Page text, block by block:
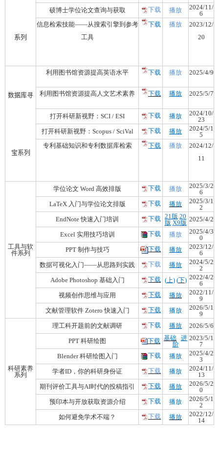
系列
硕博士学位论文查询与获取 下载 播放
2024/11/
6
信息检索技能——从搜索引擎到参考
工具
下载 播放
2023/12/
20
数据库寻
宝系列
利用图书馆资源提高英语水平 下载 播放 2025/4/9
利用图书馆资源提高人文艺术素养 下载 播放 2025/5/7
打开科研新视野：SCI / ESI 下载 播放 2024/10/
23
打开科研新视野：Scopus / SciVal
下载 播放 2024/5/1
5
专利基础知识和专利数据库检索
下载 播放
2024/12/
11
工具与软
件系列
学位论文 Word 高效排版 下载 播放
2025/3/2
6
LaTeX 入门与学位论文排版
下载 播放
2025/3/1
2
EndNote 快速入门培训
下载 21版 20
版 X9版 2025/4/2
Excel 实用技巧培训 下载 播放
2025/4/3
0
PPT 制作与技巧
下载 播放
2023/12/
6
数据可视化入门——从思路到实践
下载 播放
2024/5/2
2
Adobe Photoshop 基础入门
下载 (上) (下) 2022/4/2
6
视频创作思维与应用
下载 播放
2022/11/
9
文献管理软件 Zotero 快速入门
下载 播放
2026/5/1
9
科研素养
系列
理工科开题前的文献调研 下载 播放 2026/5/6
PPT 科研绘图 下载 基础
进
阶
2023/5/1
7
Blender 科研绘图入门
下载 播放
2025/4/2
3
学者ID，你的科研身份证
下载 播放
2024/11/
13
期刊评价工具与AI时代的投稿指引
下载 播放
2026/5/2
0
预印本与开放获取资源介绍
下载 播放
2026/5/1
2
如何避免学术不端？
下载 播放
2022/12/
14